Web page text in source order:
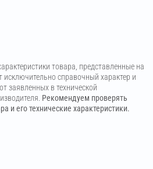
товара, представленные на
исключительно справочный характер и
заявленных в технической
Рекомендуем проверять
и его технические характеристики.